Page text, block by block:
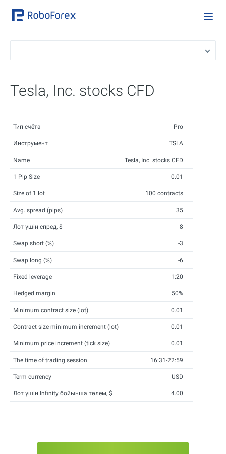
Tesla, Inc. stocks CFD
Тип счёта Pro
Инструмент TSLA
Name Tesla, Inc. stocks CFD
1 Pip Size 0.01
Size of 1 lot 100 contracts
Avg. spread (pips) 35
Лот үшін спред, $ 8
Swap short (%) -3
Swap long (%) -6
Fixed leverage 1:20
Hedged margin 50%
Minimum contract size (lot) 0.01
Contract size minimum increment (lot) 0.01
Minimum price increment (tick size) 0.01
The time of trading session 16:31-22:59
Term currency USD
Лот үшін Infinity бойынша төлем, $ 4.00